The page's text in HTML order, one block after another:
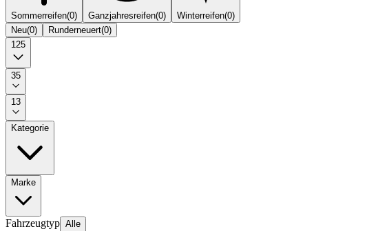
Sommerreifen(0) Ganzjahresreifen(0) Winterreifen(0)
Neu(0) Runderneuert(0)
125
35
13
Kategorie
Marke
Fahrzeugtyp Alle